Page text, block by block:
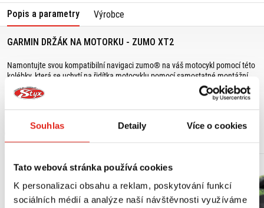
Souhlas Detaily Více o cookies
Tato webová stránka používá cookies
K personalizaci obsahu a reklam, poskytování funkcí
sociálních médií a analýze naší návštěvnosti využíváme
Popis a parametry Výrobce
GARMIN DRŽÁK NA MOTORKU - ZUMO XT2
Namontujte svou kompatibilní navigaci zumo® na váš motocykl pomocí této
kolébky, která se uchytí na řidítka motocyklu pomocí samostatné montážní
sady (prodává se samostatně).
MOHLO BY SE VÁM LÍBIT